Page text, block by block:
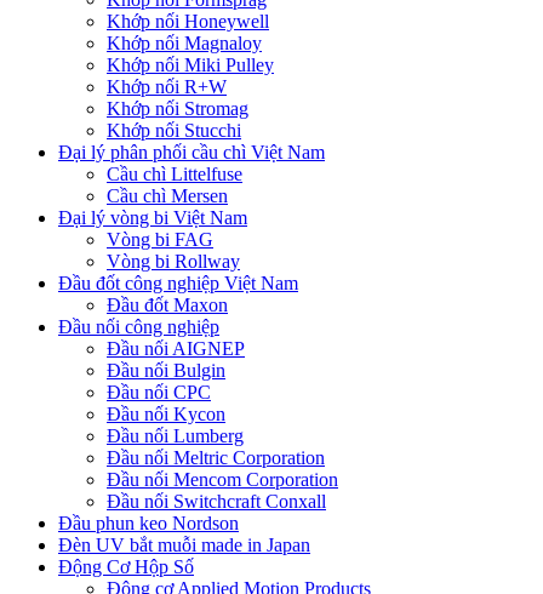
Khớp nối Honeywell
Khớp nối Magnaloy
Khớp nối Miki Pulley
Khớp nối R+W
Khớp nối Stromag
Khớp nối Stucchi
Đại lý phân phối cầu chì Việt Nam
Cầu chì Littelfuse
Cầu chì Mersen
Đại lý vòng bi Việt Nam
Vòng bi FAG
Vòng bi Rollway
Đầu đốt công nghiệp Việt Nam
Đầu đốt Maxon
Đầu nối công nghiệp
Đầu nối AIGNEP
Đầu nối Bulgin
Đầu nối CPC
Đầu nối Kycon
Đầu nối Lumberg
Đầu nối Meltric Corporation
Đầu nối Mencom Corporation
Đầu nối Switchcraft Conxall
Đầu phun keo Nordson
Đèn UV bắt muỗi made in Japan
Động Cơ Hộp Số
Động cơ Applied Motion Products